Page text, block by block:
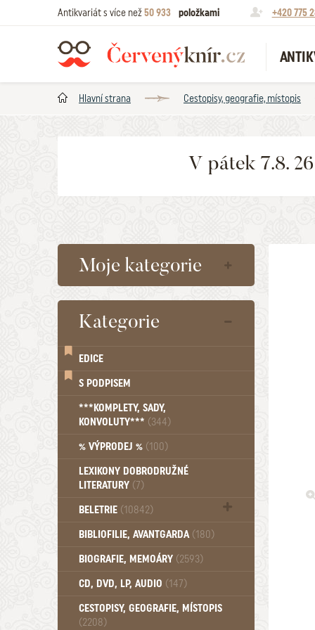
Antikvariát s více než50 933 položkami +420 775
Hlavní strana Cestopisy, geografie, místopis
V pátek 7.8.
Moje kategorie
Kategorie
EDICE
S PODPISEM
***KOMPLETY, SADY,
KONVOLUTY*** (344)
% VÝPRODEJ % (100)
LEXIKONY DOBRODRUŽNÉ
LITERATURY (7)
BELETRIE (10842)
Beletrie - Historická (1388)
Beletrie - Povídky (1758)
Beletrie - Válečné romány (489)
Beletrie - Ženské a dívčí romány
(1522)
BIBLIOFILIE, AVANTGARDA (180)
BIOGRAFIE, MEMOÁRY (2593)
CD, DVD, LP, AUDIO (147)
CESTOPISY, GEOGRAFIE, MÍSTOPIS
(2208)